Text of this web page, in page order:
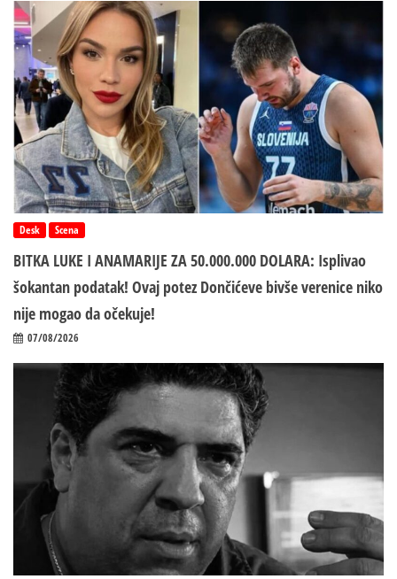
Desk Scena
BITKA LUKE I ANAMARIJE ZA 50.000.000 DOLARA: Isplivao
šokantan podatak! Ovaj potez Dončićeve bivše verenice niko
nije mogao da očekuje!
07/08/2026